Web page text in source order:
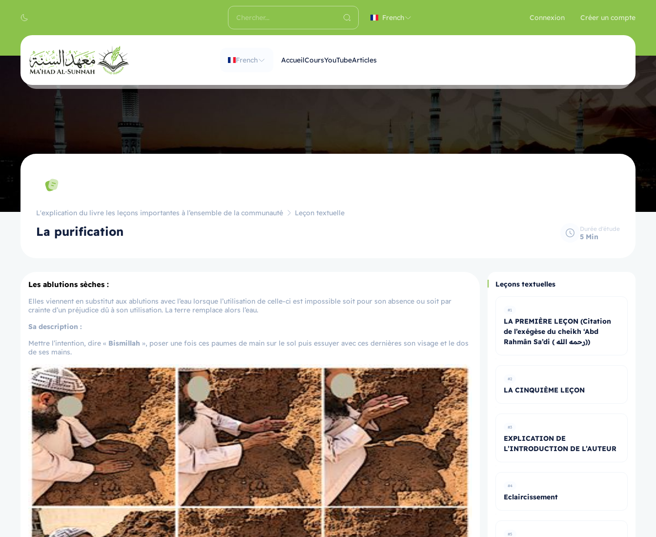
French Connexion Créer un compte
French AccueilCoursYouTubeArticles
L'explication du livre les leçons importantes à l’ensemble de la communauté Leçon textuelle
La purification Durée d'étude
5 Min
Les ablutions sèches :
Elles viennent en substitut aux ablutions avec l’eau lorsque l’utilisation de celle-ci est impossible soit pour son absence ou soit par
crainte d’un préjudice dû à son utilisation. La terre remplace alors l’eau.
Sa description :
Mettre l’intention, dire « Bismillah », poser une fois ces paumes de main sur le sol puis essuyer avec ces dernières son visage et le dos
de ses mains.
Leçons textuelles
#1
LA PREMIÈRE LEÇON (Citation
de l’exégèse du cheikh ‘Abd
Rahmân Sa’di ( رحمه الله))
#2
LA CINQUIÈME LEÇON
#3
EXPLICATION DE
L’INTRODUCTION DE L’AUTEUR
#4
Eclaircissement
#5